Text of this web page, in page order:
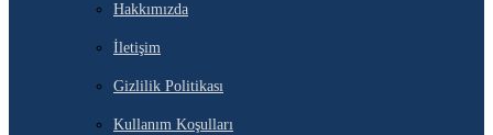
Hakkımızda
İletişim
Gizlilik Politikası
Kullanım Koşulları